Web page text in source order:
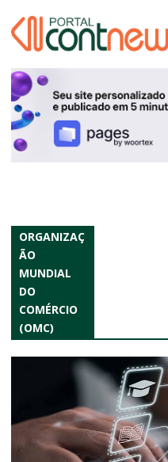
ORGANIZAÇ
ÃO
MUNDIAL
DO
COMÉRCIO
(OMC)